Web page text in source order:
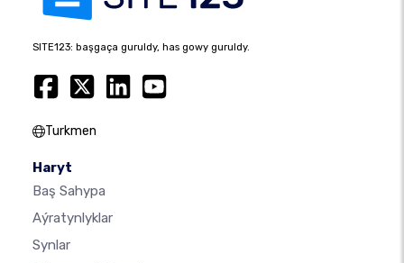
SITE123: başgaça guruldy, has gowy guruldy.
Turkmen
Haryt
Baş Sahypa
Aýratynlyklar
Synlar